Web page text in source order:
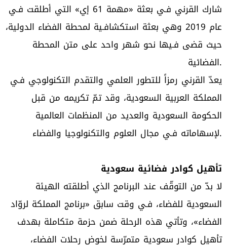
شارك القرني فـي بعثة «مهمة 61 إي» التي أطلقت فـي
عام 2019 وهي بعثة استكشافـية لمحطة الفضاء الدولية،
حيث قضى فـيها نحو شهر واحد على متن المحطة
الفضائية.
يعدّ القرني رمزاً للتطور العلمي والتقدم التكنولوجي فـي
المملكة العربية السعودية، وقد تمّ تكريمه من قبل
الحكومة السعودية والعديد من المنظمات العالمية
لإسهاماته فـي مجال العلوم والتكنولوجيا والفضاء.
تأهيل كوادر فضائية سعودية
لا بدّ من التوقّف عند البرنامج الذي أطلقته الهيئة
السعودية للفضاء، فـي وقت سابق «برنامج المملكة لروّاد
الفضاء»، وتأتي هذه الرحلة ضمن حزمة متكاملة بهدف
تأهيل كوادر سعودية متمرّسة لخوض رحلات الفضاء،